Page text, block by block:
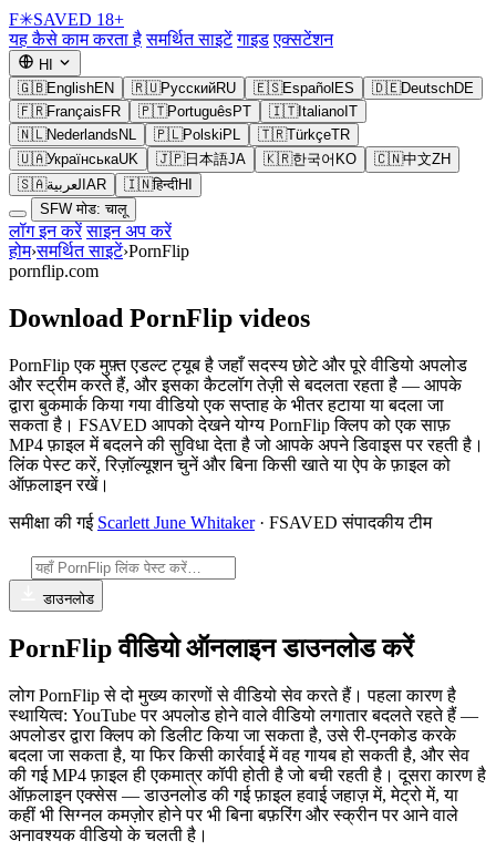
F✳SAVED 18+
यह कैसे काम करता है समर्थित साइटें गाइड एक्सटेंशन
HI
🇬🇧EnglishEN 🇷🇺РусскийRU 🇪🇸Español ES 🇩🇪DeutschDE
🇫🇷Français FR 🇵🇹Português PT 🇮🇹Italiano IT
🇳🇱Nederlands NL 🇵🇱Polski PL 🇹🇷TürkçeTR
🇺🇦УкраїнськаUK 🇯🇵日本語JA 🇰🇷한국어 KO 🇨🇳中文ZH
🇸🇦العربية AR 🇮🇳हिन्दीHI
SFW मोड: चालू
लॉग इन करें साइन अप करें
होम›समर्थित साइटें›PornFlip
pornflip.com
Download PornFlip videos
PornFlip एक मुफ़्त एडल्ट ट्यूब है जहाँ सदस्य छोटे और पूरे वीडियो अपलोड
और स्ट्रीम करते हैं, और इसका कैटलॉग तेज़ी से बदलता रहता है — आपके
द्वारा बुकमार्क किया गया वीडियो एक सप्ताह के भीतर हटाया या बदला जा
सकता है। FSAVED आपको देखने योग्य PornFlip क्लिप को एक साफ़
MP4 फ़ाइल में बदलने की सुविधा देता है जो आपके अपने डिवाइस पर रहती है।
लिंक पेस्ट करें, रिज़ॉल्यूशन चुनें और बिना किसी खाते या ऐप के फ़ाइल को
ऑफ़लाइन रखें।
समीक्षा की गई Scarlett June Whitaker· FSAVED संपादकीय टीम
डाउनलोड
PornFlip वीडियो ऑनलाइन डाउनलोड करें
लोग PornFlip से दो मुख्य कारणों से वीडियो सेव करते हैं। पहला कारण है
स्थायित्व: YouTube पर अपलोड होने वाले वीडियो लगातार बदलते रहते हैं —
अपलोडर द्वारा क्लिप को डिलीट किया जा सकता है, उसे री-एनकोड करके
बदला जा सकता है, या फिर किसी कार्रवाई में वह गायब हो सकती है, और सेव
की गई MP4 फ़ाइल ही एकमात्र कॉपी होती है जो बची रहती है। दूसरा कारण है
ऑफ़लाइन एक्सेस — डाउनलोड की गई फ़ाइल हवाई जहाज़ में, मेट्रो में, या
कहीं भी सिग्नल कमज़ोर होने पर भी बिना बफ़रिंग और स्क्रीन पर आने वाले
अनावश्यक वीडियो के चलती है।